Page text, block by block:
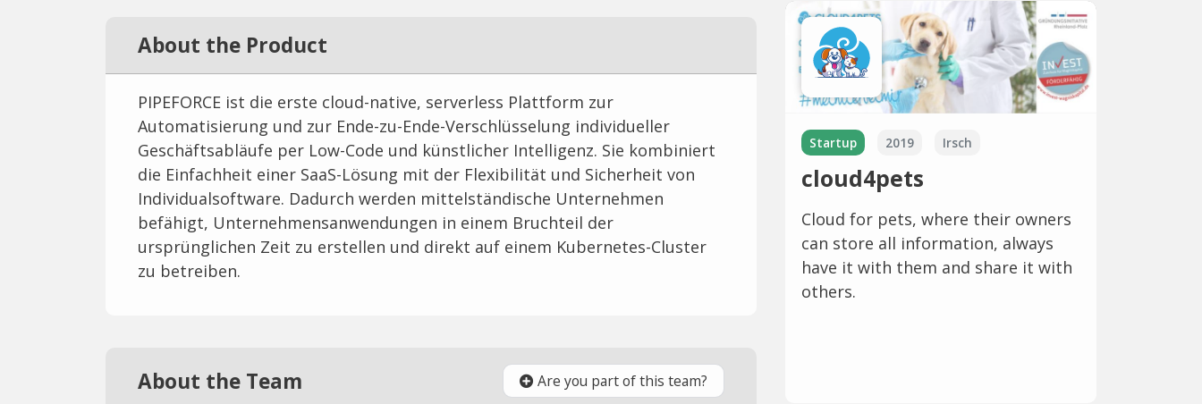
About the Product
PIPEFORCE ist die erste cloud-native, serverless Plattform zur
Automatisierung und zur Ende-zu-Ende-Verschlüsselung individueller
Geschäftsabläufe per Low-Code und künstlicher Intelligenz. Sie kombiniert
die Einfachheit einer SaaS-Lösung mit der Flexibilität und Sicherheit von
Individualsoftware. Dadurch werden mittelständische Unternehmen
befähigt, Unternehmensanwendungen in einem Bruchteil der
ursprünglichen Zeit zu erstellen und direkt auf einem Kubernetes-Cluster
zu betreiben.
About the Team Are you part of this team?
Startup 2019 Irsch
cloud4pets
Cloud for pets, where their owners
can store all information, always
have it with them and share it with
others.